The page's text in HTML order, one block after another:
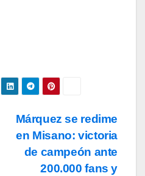
Márquez se redime
en Misano: victoria
de campeón ante
200.000 fans y